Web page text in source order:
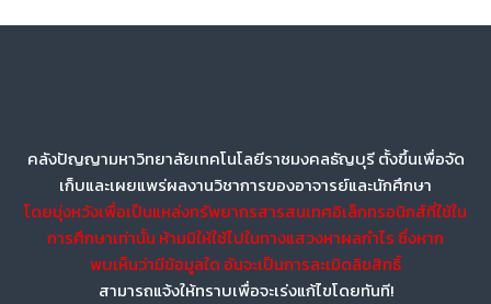
คลังปัญญามหาวิทยาลัยเทคโนโลยีราชมงคลธัญบุรี ตั้งขึ้นเพื่อจัด
เก็บและเผยแพร่ผลงานวิชาการของอาจารย์และนักศึกษา
โดยมุ่งหวังเพื่อเป็นแหล่งทรัพยากรสารสนเทศอิเล็กทรอนิกส์ที่ใช้ใน
การศึกษาเท่านั้น ห้ามมิให้ใช้ไปในทางแสวงหาผลกำไร ซึ่งหาก
พบเห็นว่ามีข้อมูลใด อันจะเป็นการละเมิดลิขสิทธิ์
สามารถแจ้งให้ทราบเพื่อจะเร่งแก้ไขโดยทันที!